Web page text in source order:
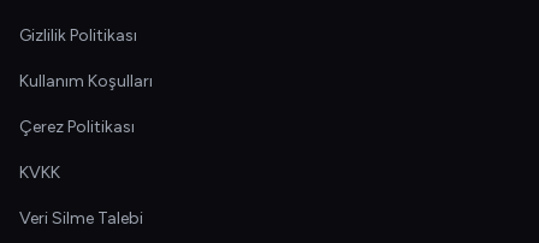
Gizlilik Politikası
Kullanım Koşulları
Çerez Politikası
KVKK
Veri Silme Talebi